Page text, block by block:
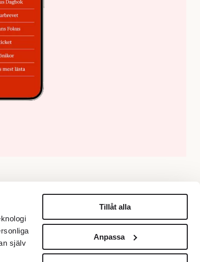
själv
Tillåt alla
Anpassa
oss
Fokus
Information
Personuppgiftspolicy